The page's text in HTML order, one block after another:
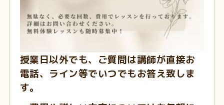
授業日以外でも、ご質問は講師が直接お
電話、ライン等でいつでもお答え致しま
す。